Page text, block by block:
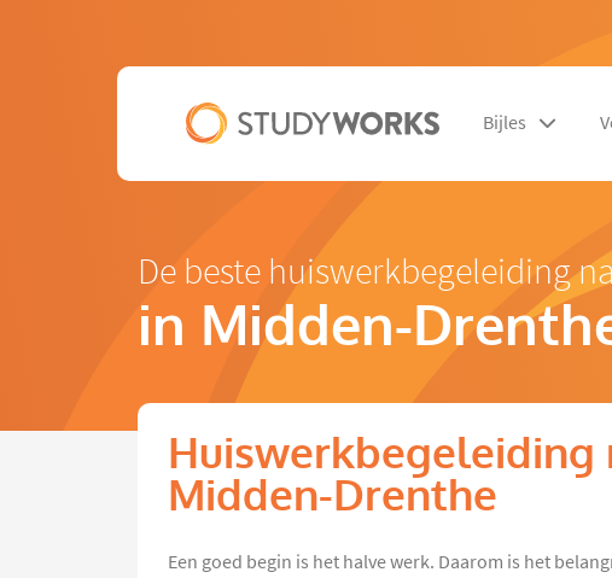
Bijles
De beste huiswerkbegeleiding
in Midden-
Huiswerkbegeleiding
Midden-Drenthe
Een goed begin is het halve werk. Daarom is het